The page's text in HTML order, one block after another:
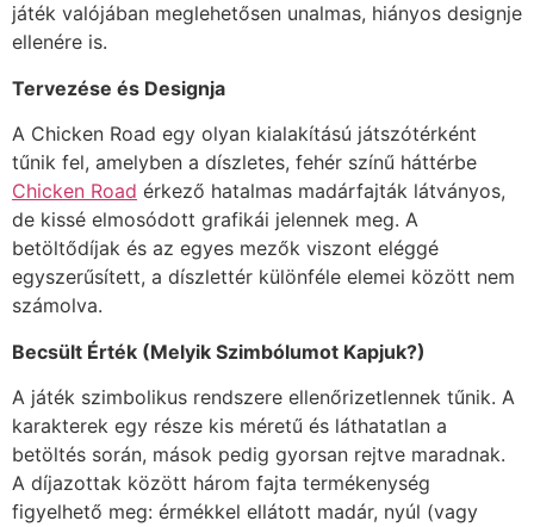
játék valójában meglehetősen unalmas, hiányos designje
ellenére is.
Tervezése és Designja
A Chicken Road egy olyan kialakítású játszótérként
tűnik fel, amelyben a díszletes, fehér színű háttérbe
Chicken Road érkező hatalmas madárfajták látványos,
de kissé elmosódott grafikái jelennek meg. A
betöltődíjak és az egyes mezők viszont eléggé
egyszerűsített, a díszlettér különféle elemei között nem
számolva.
Becsült Érték (Melyik Szimbólumot Kapjuk?)
A játék szimbolikus rendszere ellenőrizetlennek tűnik. A
karakterek egy része kis méretű és láthatatlan a
betöltés során, mások pedig gyorsan rejtve maradnak.
A díjazottak között három fajta termékenység
figyelhető meg: érmékkel ellátott madár, nyúl (vagy